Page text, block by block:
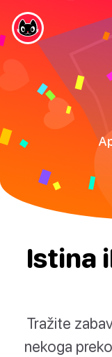
Istina
Tražite
nekoga